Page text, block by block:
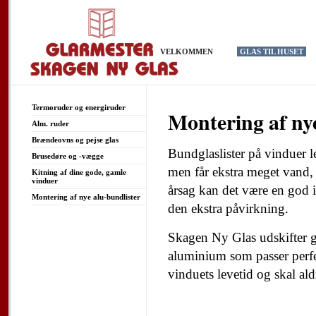
VELKOMMEN GLAS TIL HUSET
Termoruder og energiruder
Alm. ruder
Brændeovns og pejse glas
Brusedøre og -vægge
Kitning af dine gode, gamle
vinduer
Montering af nye alu-bundlister
Montering af
Bundglaslister på vinduer
men får ekstra meget
årsag kan det være en god
den ekstra påvirkning.
Skagen Ny Glas udskifter
aluminium som passer
vinduets levetid og skal